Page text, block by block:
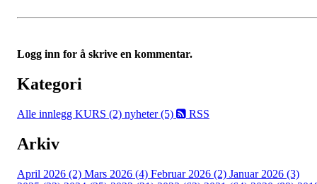
Logg inn for å skrive en kommentar.
Kategori
Alle innlegg KURS (2) nyheter (5) RSS
Arkiv
April 2026 (2) Mars 2026 (4) Februar 2026 (2) Januar 2026 (3)